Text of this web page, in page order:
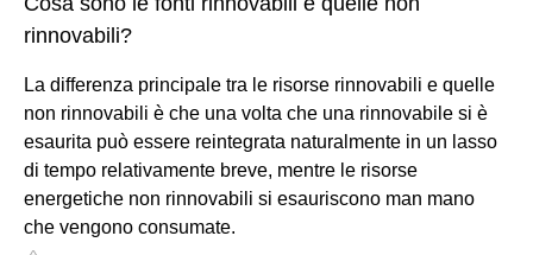
rinnovabili?
La differenza principale tra le risorse rinnovabili e quelle
non rinnovabili è che una volta che una rinnovabile si è
esaurita può essere reintegrata naturalmente in un lasso
di tempo relativamente breve, mentre le risorse
energetiche non rinnovabili si esauriscono man mano
che vengono consumate.